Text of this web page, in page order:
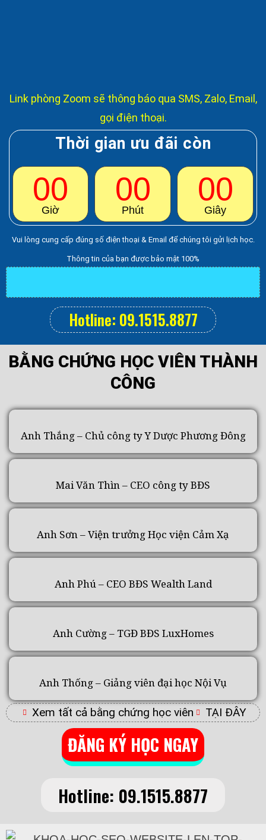
Link phòng Zoom sẽ thông báo qua SMS, Zalo, Email,
gọi điện thoại.
Thời gian ưu đãi còn
00
Giờ
00
Phút
00
Giây
Vui lòng cung cấp đúng số điện thoại & Email để chúng tôi gửi lịch học.
Thông tin của bạn được bảo mật 100%
Hotline: 09.1515.8877
BẰNG CHỨNG HỌC VIÊN THÀNH
CÔNG
Anh Thắng – Chủ công ty Y Dược Phương Đông
Mai Văn Thìn – CEO công ty BĐS
Anh Sơn – Viện trưởng Học viện Cảm Xạ
Anh Phú – CEO BĐS Wealth Land
Anh Cường – TGĐ BĐS LuxHomes
Anh Thống – Giảng viên đại học Nội Vụ
Xem tất cả bằng chứng học viên TẠI ĐÂY
ĐĂNG KÝ HỌC NGAY
Hotline: 09.1515.8877